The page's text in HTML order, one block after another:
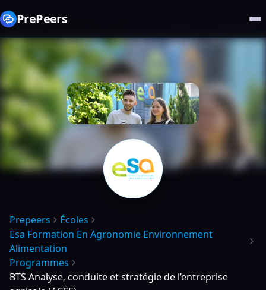
PrePeers
Prepeers
Écoles
Esa Formation En Agronomie Environnement
Alimentation
Programmes
BTS Analyse, conduite et stratégie de l’entreprise